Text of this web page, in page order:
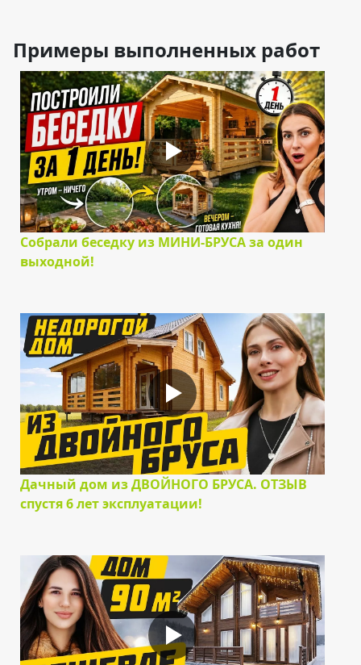
Примеры выполненных работ
Собрали беседку из МИНИ-БРУСА за один
выходной!
Дачный дом из ДВОЙНОГО БРУСА. ОТЗЫВ
спустя 6 лет эксплуатации!